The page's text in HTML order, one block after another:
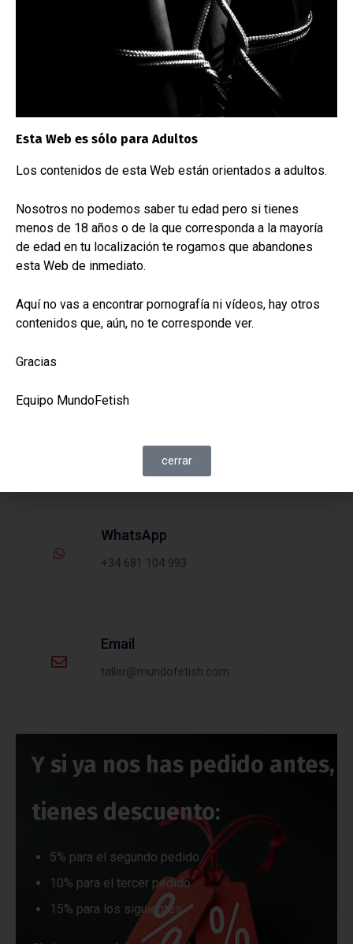
He leído y acepto laPolitica de Privacidadde la Web
También podemos hablar por:
WhatsApp
+34 681 104 993
Email
taller@mundofetish.com
Y si ya nos has pedido antes,
tienes descuento:
5% para el segundo pedido
10% para el tercer pedido
15% para los siguientes
Esta Web es sólo para Adultos
Los contenidos de esta Web están orientados a adultos.
Nosotros no podemos saber tu edad pero si tienes
menos de 18 años o de la que corresponda a la mayoría
de edad en tu localización te rogamos que abandones
esta Web de inmediato.
Aquí no vas a encontrar pornografía ni vídeos, hay otros
contenidos que, aún, no te corresponde ver.
Gracias
Equipo MundoFetish
cerrar